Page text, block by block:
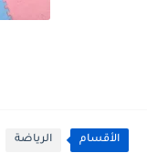
الأقسام الرياضة